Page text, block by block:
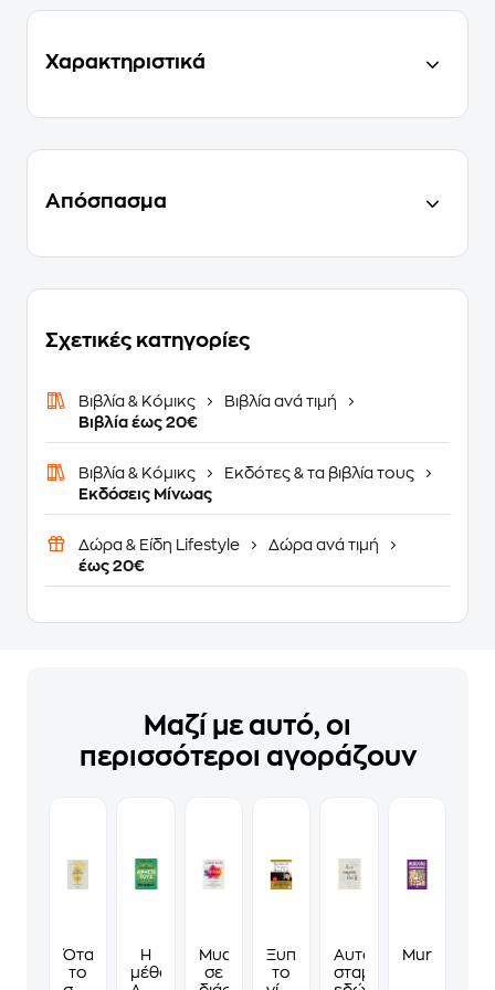
Χαρακτηριστικά
Απόσπασμα
Σχετικές κατηγορίες
Βιβλία & Κόμικς
Βιβλία ανά τιμή
Βιβλία έως 20€
Βιβλία & Κόμικς
Εκδότες & τα βιβλία τους
Εκδόσεις Μίνωας
Δώρα & Είδη Lifestyle
Δώρα ανά τιμή
έως 20€
Μαζί με αυτό, οι
περισσότεροι αγοράζουν
Όταν
το
Η
μέθοδος
Μυαλό
σε
Ξυπνήστε
το
Αυτό
σταματάει
Murdoku